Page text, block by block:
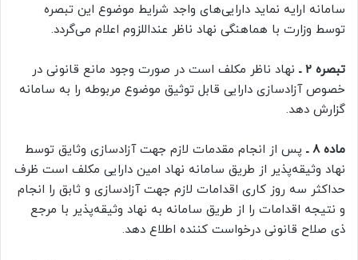
سامانه ارایه نماید دارایی‌های واجد شرایط موضوع این تبصره
توسط وزارت با هماهنگی نهاد ناظر عنداللزوم اعلام می‌گردد.
تبصره ۲ ـ
نهاد ناظر مکلف است در صورت وجود مانع قانونی در
خصوص آزادسازی دارایی قابل توثیق موضوع مربوطه را به سامانه
گزارش دهد.
ماده ۸ ـ
پس از انجام مقدمات لازم جهت آزادسازی وثایق توسط
نهاد وثیقه‌پذیر از طریق سامانه نهاد امین دارایی مکلف است ظرف
حداکثر سه روز کاری اقدامات لازم جهت آزادسازی و ثابق را انجام
و نتیجه اقدامات را از طریق سامانه به نهاد وثیقه‌پذیر با مرجع
ذی صلاح قانونی درخواست کننده اطلاع دهد.